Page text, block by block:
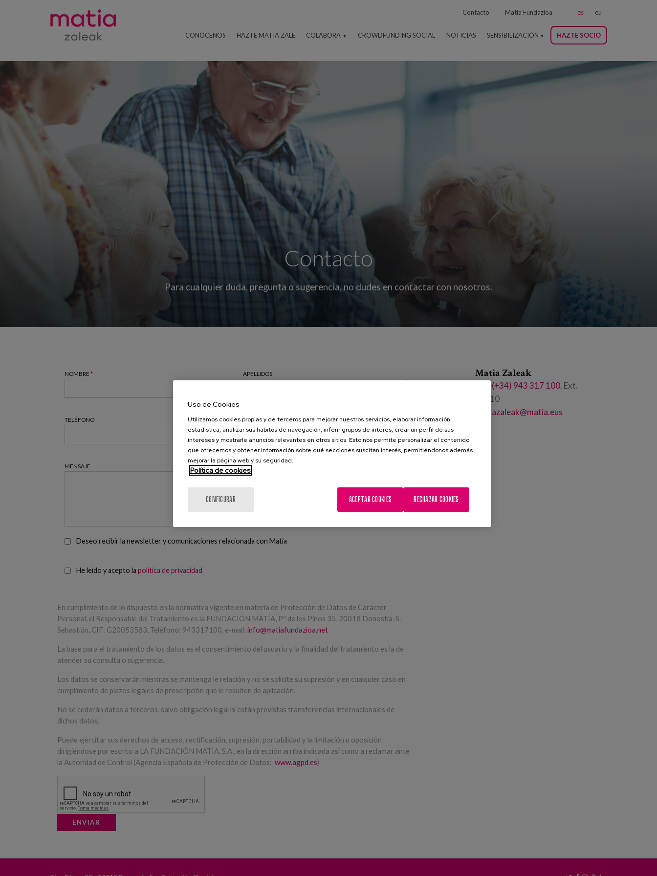
CONÓCENOS HAZTE MATIA ZALE COLABORA CROWDFUNDING SOCIAL NOTICIAS SENSIBILIZACIÓN HAZTE SOCIO
es eu
Contacto Matia Fundazioa
Contacto
Para cualquier duda, pregunta o sugerencia, no dudes en contactar con nosotros.
NOMBRE * APELLIDOS
TELÉFONO E-MAIL *
MENSAJE
POLÍTICA DE PUBLICIDAD
Deseo recibir la newsletter y comunicaciones relacionada con Matia
POLÍTICA DE PRIVACIDAD*
He leído y acepto la política de privacidad
En cumplimiento de lo dispuesto en la normativa vigente en materia de Protección de Datos de Carácter
Personal, el Responsable del Tratamiento es la FUNDACIÓN MATÍA, Pº de los Pinos 35, 20018 Donostia-S.
Sebastián, CIF: G20053583, Teléfono: 943317100, e-mail: info@matiafundazioa.net
La base para el tratamiento de los datos es el consentimiento del usuario y la finalidad del tratamiento es la de
atender su consulta o sugerencia.
Los datos se conservarán mientras se mantenga le relación y no se solicite su supresión y en cualquier caso en
cumplimiento de plazos legales de prescripción que le resulten de aplicación.
No se cederán datos a terceros, salvo obligación legal ni están previstas transferencias internacionales de
dichos datos.
Puede ejercitar sus derechos de acceso, rectificación, supresión, portabilidad y la limitación u oposición
dirigiéndose por escrito a LA FUNDACIÓN MATÍA, S.A., en la dirección arriba indicada así como a reclamar ante
la Autoridad de Control (Agencia Española de Protección de Datos: www.agpd.es).
ENVIAR
Matia Zaleak
(+34) 943 317 100. Ext.
50410
matiazaleak@matia.eus
Uso de Cookies
Utilizamos cookies propias y de terceros para mejorar nuestros servicios, elaborar información
estadística, analizar sus hábitos de navegación, inferir grupos de interés, crear un perfil de sus
intereses y mostrarle anuncios relevantes en otros sitios. Esto nos permite personalizar el contenido
que ofrecemos y obtener información sobre qué secciones suscitan interés, permitiéndonos además
mejorar la página web y su seguridad.
Política de cookies
CONFIGURAR RECHAZAR COOKIES
ACEPTAR COOKIES